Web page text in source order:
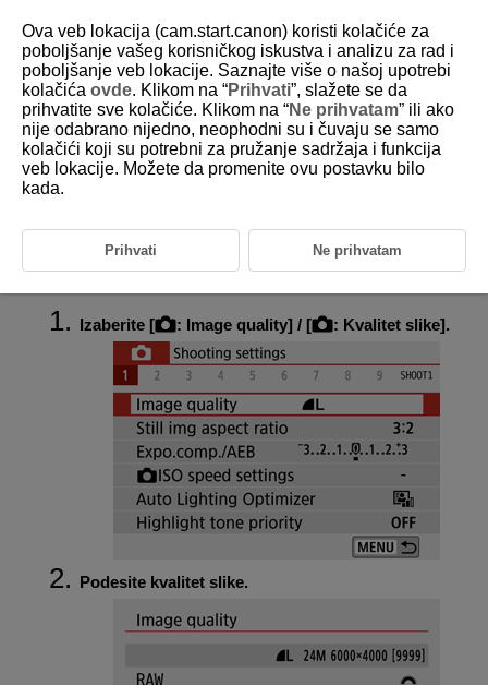
D101-064
Kvalitet slike
RAW slike
Smernice za podešavanje kvaliteta slike
Izaberite [ : Image quality] / [ : Kvalitet slike].
Podesite kvalitet slike.
Ova veb lokacija (cam.start.canon) koristi kolačiće za
poboljšanje vašeg korisničkog iskustva i analizu za rad i
poboljšanje veb lokacije. Saznajte više o našoj upotrebi
kolačića ovde. Klikom na “Prihvati”, slažete se da
prihvatite sve kolačiće. Klikom na “Ne prihvatam” ili ako
nije odabrano nijedno, neophodni su i čuvaju se samo
kolačići koji su potrebni za pružanje sadržaja i funkcija
veb lokacije. Možete da promenite ovu postavku bilo
kada.
Prihvati Ne prihvatam